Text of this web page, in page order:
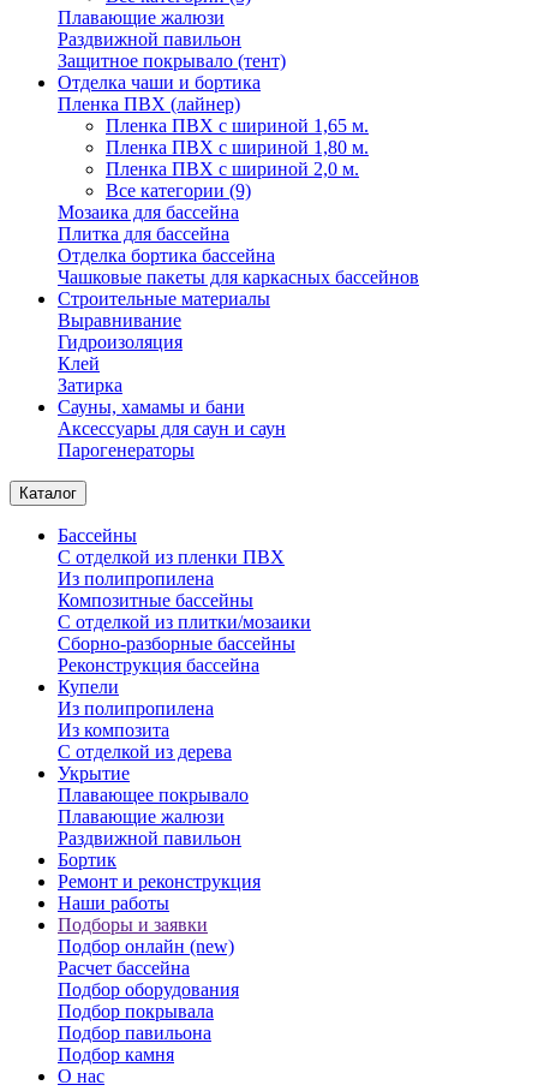
Плавающие жалюзи
Раздвижной павильон
Защитное покрывало (тент)
Отделка чаши и бортика
Пленка ПВХ (лайнер)
Пленка ПВХ с шириной 1,65 м.
Пленка ПВХ с шириной 1,80 м.
Пленка ПВХ с шириной 2,0 м.
Все категории (9)
Мозаика для бассейна
Плитка для бассейна
Отделка бортика бассейна
Чашковые пакеты для каркасных бассейнов
Строительные материалы
Выравнивание
Гидроизоляция
Клей
Затирка
Сауны, хамамы и бани
Аксессуары для саун и саун
Парогенераторы
Каталог
Бассейны
С отделкой из пленки ПВХ
Из полипропилена
Композитные бассейны
С отделкой из плитки/мозаики
Сборно-разборные бассейны
Реконструкция бассейна
Купели
Из полипропилена
Из композита
С отделкой из дерева
Укрытие
Плавающее покрывало
Плавающие жалюзи
Раздвижной павильон
Бортик
Ремонт и реконструкция
Наши работы
Подборы и заявки
Подбор онлайн (new)
Расчет бассейна
Подбор оборудования
Подбор покрывала
Подбор павильона
Подбор камня
О нас